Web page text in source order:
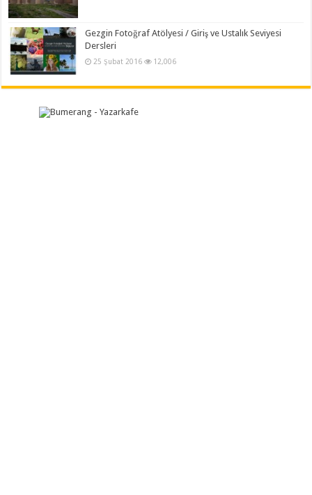
Gezgin Fotoğraf Atölyesi / Giriş ve Ustalık Seviyesi
Dersleri
25 Şubat 2016 12,006